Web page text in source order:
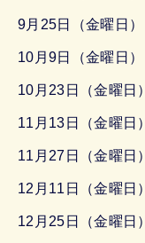
9月25日（金曜日）
10月9日（金曜日）
10月23日（金曜日）
11月13日（金曜日）
11月27日（金曜日）
12月11日（金曜日）
12月25日（金曜日）